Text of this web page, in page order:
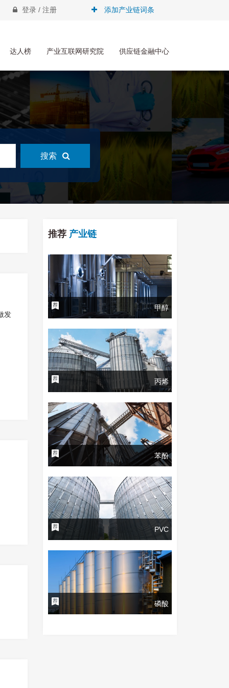
登录 / 注册 添加产业链词条
达人榜 产业互联网研究院 供应链金融中心
搜索
发
推荐 产业链
甲醇
丙烯
苯酚
PVC
磷酸